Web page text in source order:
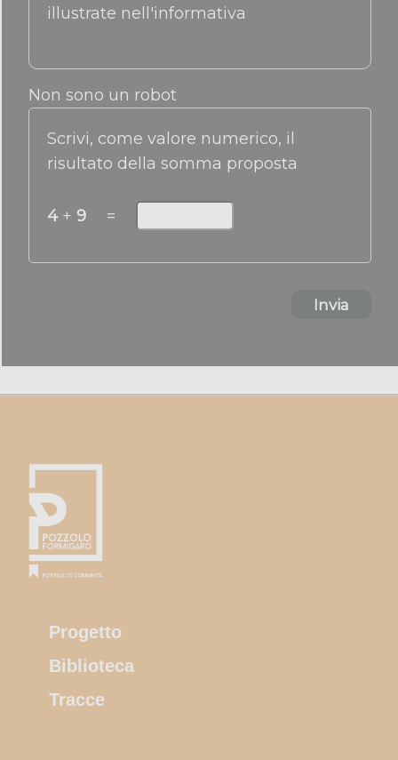
illustrate nell'informativa
Non sono un robot
Scrivi, come valore numerico, il
risultato della somma proposta
4+ 9 =
Invia
Progetto
Biblioteca
Tracce